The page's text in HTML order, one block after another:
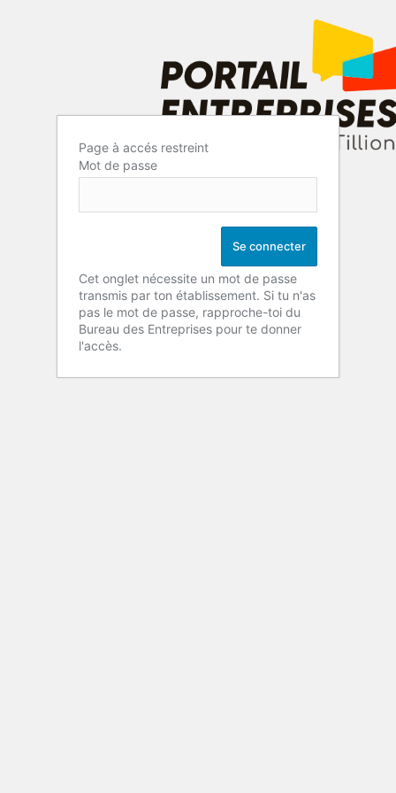
Page à accés restreint
Mot de passe
Cet onglet nécessite un mot de passe
transmis par ton établissement. Si tu n'as
pas le mot de passe, rapproche-toi du
Bureau des Entreprises pour te donner
l'accès.